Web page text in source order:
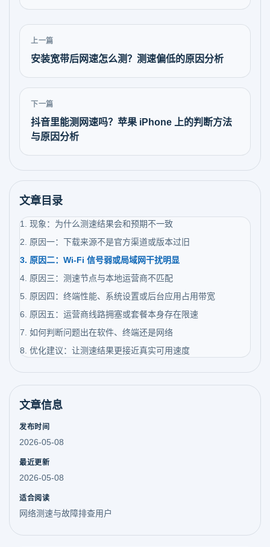
上一篇
安装宽带后网速怎么测？测速偏低的原因分析
下一篇
抖音里能测网速吗？苹果 iPhone 上的判断方法
与原因分析
文章目录
1. 现象：为什么测速结果会和预期不一致
2. 原因一：下载来源不是官方渠道或版本过旧
3. 原因二：Wi-Fi 信号弱或局域网干扰明显
4. 原因三：测速节点与本地运营商不匹配
5. 原因四：终端性能、系统设置或后台应用占用带宽
6. 原因五：运营商线路拥塞或套餐本身存在限速
7. 如何判断问题出在软件、终端还是网络
8. 优化建议：让测速结果更接近真实可用速度
文章信息
发布时间
2026-05-08
最近更新
2026-05-08
适合阅读
网络测速与故障排查用户